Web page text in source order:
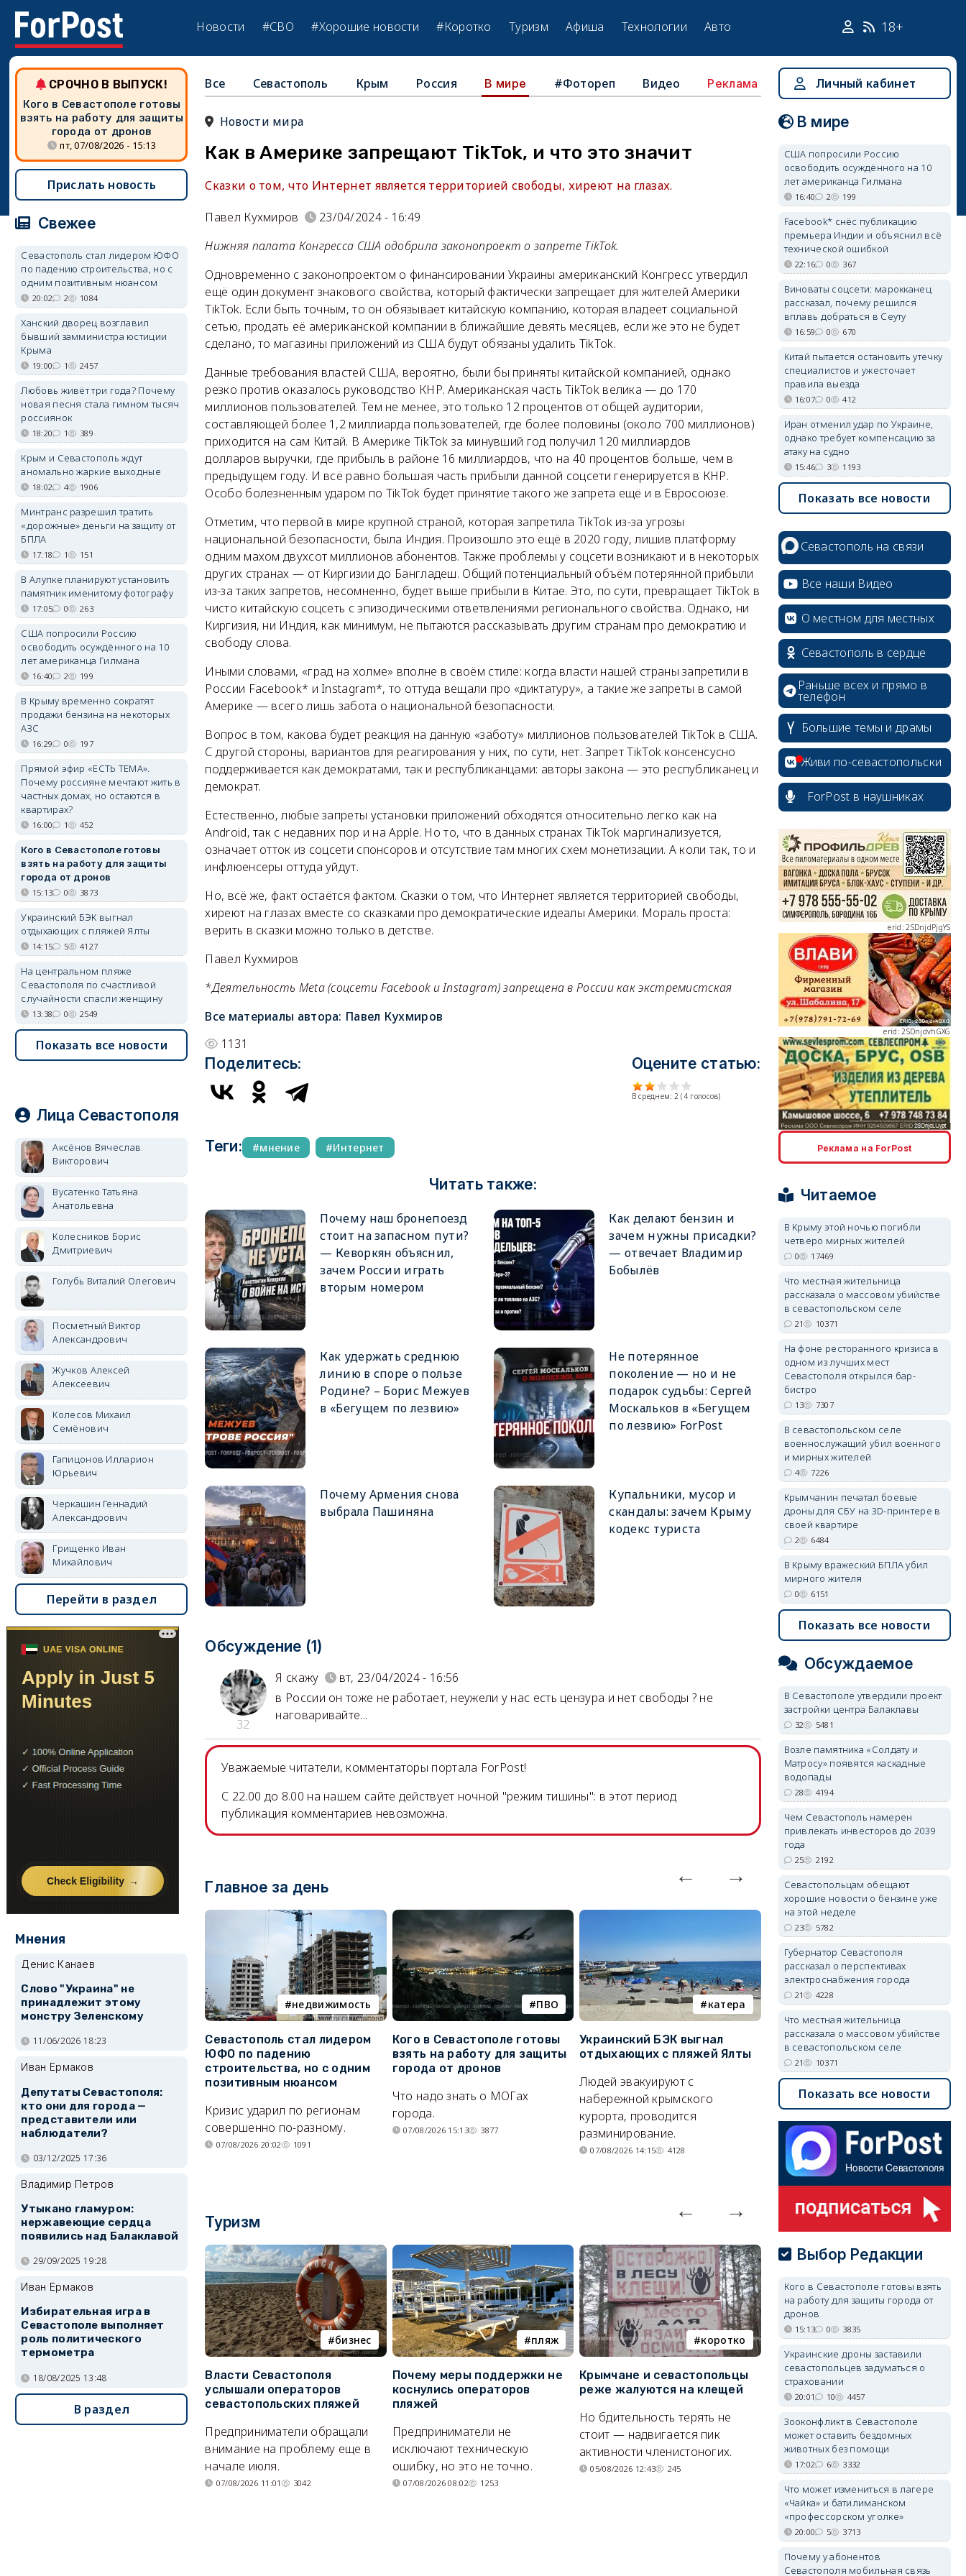
Новости #СВО #Хорошие новости #Коротко Туризм Афиша Технологии Авто 18+
Все Севастополь Крым Россия В мире #Фотореп Видео Реклама
Новости мира
Как в Америке запрещают TikTok, и что это значит
Сказки о том, что Интернет является территорией свободы, хиреют на глазах.
Павел Кухмиров
23/04/2024 - 16:49
Нижняя палата Конгресса США одобрила законопроект о запрете TikTok.
Одновременно с законопроектом о финансировании Украины американский Конгресс утвердил
ещё один документ знакового свойства, который фактически запрещает для жителей Америки
TikTok. Если быть точным, то он обязывает китайскую компанию, которая владеет социальной
сетью, продать её американской компании в ближайшие девять месяцев, если же это не будет
сделано, то магазины приложений из США будут обязаны удалить TikTok.
Данные требования властей США, вероятно, были бы приняты китайской компанией, однако
резко против оказалось руководство КНР. Американская часть TikTok велика — до 170
миллионов пользователей. Тем не менее, это только 12 процентов от общей аудитории,
составляющей более 1,2 миллиарда пользователей, где более половины (около 700 миллионов)
приходится на сам Китай. В Америке TikTok за минувший год получил 120 миллиардов
долларов выручки, где прибыль в районе 16 миллиардов, что на 40 процентов больше, чем в
предыдущем году. И всё равно большая часть прибыли данной соцсети генерируется в КНР.
Особо болезненным ударом по TikTok будет принятие такого же запрета ещё и в Евросоюзе.
Отметим, что первой в мире крупной страной, которая запретила TikTok из-за угрозы
национальной безопасности, была Индия. Произошло это ещё в 2020 году, лишив платформу
одним махом двухсот миллионов абонентов. Также проблемы у соцсети возникают и в некоторых
других странах — от Киргизии до Бангладеш. Общий потенциальный объём потерянной прибыли
из-за таких запретов, несомненно, будет выше прибыли в Китае. Это, по сути, превращает TikTok в
чисто китайскую соцсеть с эпизодическими ответвлениями регионального свойства. Однако, ни
Киргизия, ни Индия, как минимум, не пытаются рассказывать другим странам про демократию и
свободу слова.
Иными словами, «град на холме» вполне в своём стиле: когда власти нашей страны запретили в
России Facebook* и Instagram*, то оттуда вещали про «диктатуру», а такие же запреты в самой
Америке — всего лишь забота о национальной безопасности.
Вопрос в том, какова будет реакция на данную «заботу» миллионов пользователей TikTok в США.
С другой стороны, вариантов для реагирования у них, по сути, нет. Запрет TikTok консенсусно
поддерживается как демократами, так и республиканцами: авторы закона — это республиканец и
демократ.
Естественно, любые запреты установки приложений обходятся относительно легко как на
Android, так с недавних пор и на Apple. Но то, что в данных странах TikTok маргинализуется,
означает отток из соцсети спонсоров и отсутствие там многих схем монетизации. А коли так, то и
инфлюенсеры оттуда уйдут.
Но, всё же, факт остаётся фактом. Сказки о том, что Интернет является территорией свободы,
хиреют на глазах вместе со сказками про демократические идеалы Америки. Мораль проста:
верить в сказки можно только в детстве.
Павел Кухмиров
*Деятельность Meta (соцсети Facebook и Instagram) запрещена в России как экстремистская
Все материалы автора: Павел Кухмиров
1131
Поделитесь: Оцените статью:
В среднем: 2 (4 голосов)
Теги: мнение Интернет
Читать также:
Почему наш бронепоезд
стоит на запасном пути?
— Кеворкян объяснил,
зачем России играть
вторым номером
Как делают бензин и
зачем нужны присадки?
— отвечает Владимир
Бобылёв
Как удержать среднюю
линию в споре о пользе
Родине? – Борис Межуев
в «Бегущем по лезвию»
Не потерянное
поколение — но и не
подарок судьбы: Сергей
Москальков в «Бегущем
по лезвию» ForPost
Почему Армения снова
выбрала Пашиняна
Купальники, мусор и
скандалы: зачем Крыму
кодекс туриста
Обсуждение (1)
32
Я скажу
вт, 23/04/2024 - 16:56
в России он тоже не работает, неужели у нас есть цензура и нет свободы ? не
наговаривайте...
Уважаемые читатели, комментаторы портала ForPost!
C 22.00 до 8.00 на нашем сайте действует ночной "режим тишины": в этот период
публикация комментариев невозможна.
Главное за день
недвижимость
Севастополь стал лидером
ЮФО по падению
строительства, но с одним
позитивным нюансом
Кризис ударил по регионам
совершенно по-разному.
07/08/2026 20:02 1091
ПВО
Кого в Севастополе готовы
взять на работу для защиты
города от дронов
Что надо знать о МОГах
города.
07/08/2026 15:13 3877
катера
Украинский БЭК выгнал
отдыхающих с пляжей Ялты
Людей эвакуируют с
набережной крымского
курорта, проводится
разминирование.
07/08/2026 14:15 4128
электроснабжение
Губернатор Севастополя
рассказал о перспективах
электроснабжения города
Энергетики, подчеркнул он,
делают практически
невозможное.
07/08/2026 10:13 4250
Туризм
бизнес
Власти Севастополя
услышали операторов
севастопольских пляжей
Предприниматели обращали
внимание на проблему еще в
начале июля.
07/08/2026 11:01 3042
пляж
Почему меры поддержки не
коснулись операторов
пляжей
Предприниматели не
исключают техническую
ошибку, но это не точно.
07/08/2026 08:02 1253
коротко
Крымчане и севастопольцы
реже жалуются на клещей
Но бдительность терять не
стоит — надвигается пик
активности членистоногих.
05/08/2026 12:43 245
Балаклава
В Севастополе утвердили
проект застройки центра
Балаклавы
Там появится туристический
квартал с отелями и
парковками.
СРОЧНО В ВЫПУСК!
Кого в Севастополе готовы
взять на работу для защиты
города от дронов
пт, 07/08/2026 - 15:13
Прислать новость
Свежее
Севастополь стал лидером ЮФО
по падению строительства, но с
одним позитивным нюансом
20:02 2 1084
Ханский дворец возглавил
бывший замминистра юстиции
Крыма
19:00 1 2457
Любовь живёт три года? Почему
новая песня стала гимном тысяч
россиянок
18:20 1 389
Крым и Севастополь ждут
аномально жаркие выходные
18:02 4 1906
Минтранс разрешил тратить
«дорожные» деньги на защиту от
БПЛА
17:18 1 151
В Алупке планируют установить
памятник именитому фотографу
17:05 0 263
США попросили Россию
освободить осуждённого на 10
лет американца Гилмана
16:40 2 199
В Крыму временно сократят
продажи бензина на некоторых
АЗС
16:29 0 197
Прямой эфир «ЕСТЬ ТЕМА».
Почему россияне мечтают жить в
частных домах, но остаются в
квартирах?
16:00 1 452
Кого в Севастополе готовы
взять на работу для защиты
города от дронов
15:13 0 3873
Украинский БЭК выгнал
отдыхающих с пляжей Ялты
14:15 5 4127
На центральном пляже
Севастополя по счастливой
случайности спасли женщину
13:38 0 2549
Показать все новости
Лица Севастополя
Аксёнов Вячеслав
Викторович
Вусатенко Татьяна
Анатольевна
Колесников Борис
Дмитриевич
Голубь Виталий Олегович
Посметный Виктор
Александрович
Жучков Алексей
Алексеевич
Колесов Михаил
Семёнович
Гапицонов Илларион
Юрьевич
Черкашин Геннадий
Александрович
Грищенко Иван
Михайлович
Перейти в раздел
Мнения
Денис Канаев
Слово "Украина" не
принадлежит этому
монстру Зеленскому
11/06/2026 18:23
Иван Ермаков
Депутаты Севастополя:
кто они для города —
представители или
наблюдатели?
03/12/2025 17:36
Владимир Петров
Утыкано гламуром:
нержавеющие сердца
появились над Балаклавой
29/09/2025 19:28
Иван Ермаков
Избирательная игра в
Севастополе выполняет
роль политического
термометра
18/08/2025 13:48
В раздел
Личный кабинет
В мире
США попросили Россию
освободить осуждённого на 10
лет американца Гилмана
16:40 2 199
Facebook* снёс публикацию
премьера Индии и объяснил всё
технической ошибкой
22:16 0 367
Виноваты соцсети: марокканец
рассказал, почему решился
вплавь добраться в Сеуту
16:59 0 670
Китай пытается остановить утечку
специалистов и ужесточает
правила выезда
16:07 0 412
Иран отменил удар по Украине,
однако требует компенсацию за
атаку на судно
15:46 3 1193
Показать все новости
Севастополь на связи
Все наши Видео
О местном для местных
Севастополь в сердце
Раньше всех и прямо в
телефон
Большие темы и драмы
Живи по-севастопольски
ForPost в наушниках
erid: 2SDnjdPjgYS
erid: 2SDnjdvhGXG
erid: 2SDnjcLUypt
erid: 2SDnjcrDNw6
erid: 2SDnjdvhGXG
Реклама на ForPost
Читаемое
В Крыму этой ночью погибли
четверо мирных жителей
0 17469
Что местная жительница
рассказала о массовом убийстве
в севастопольском селе
21 10371
На фоне ресторанного кризиса в
одном из лучших мест
Севастополя открылся бар-
бистро
13 7307
В севастопольском селе
военнослужащий убил военного
и мирных жителей
4 7226
Крымчанин печатал боевые
дроны для СБУ на 3D-принтере в
своей квартире
2 6484
В Крыму вражеский БПЛА убил
мирного жителя
0 6151
Показать все новости
Обсуждаемое
В Севастополе утвердили проект
застройки центра Балаклавы
32 5481
Возле памятника «Солдату и
Матросу» появятся каскадные
водопады
28 4194
Чем Севастополь намерен
привлекать инвесторов до 2039
года
25 2192
Севастопольцам обещают
хорошие новости о бензине уже
на этой неделе
23 5782
Губернатор Севастополя
рассказал о перспективах
электроснабжения города
21 4228
Что местная жительница
рассказала о массовом убийстве
в севастопольском селе
21 10371
Показать все новости
Выбор Редакции
Кого в Севастополе готовы взять
на работу для защиты города от
дронов
15:13 0 3835
Украинские дроны заставили
севастопольцев задуматься о
страховании
20:01 10 4457
Зооконфликт в Севастополе
может оставить бездомных
животных без помощи
17:02 6 3332
Что может измениться в лагере
«Чайка» и батилиманском
«профессорском уголке»
20:00 5 3713
Почему у абонентов
Севастополя мобильная связь